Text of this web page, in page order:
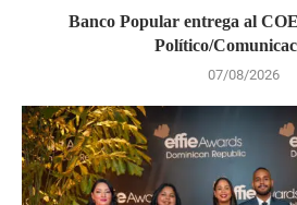
Banco Popular entrega al
Político/
07/08/2026